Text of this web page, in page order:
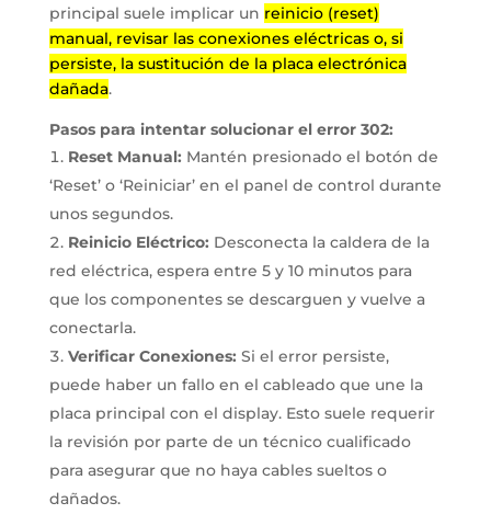
principal suele implicar un reinicio (reset)
manual, revisar las conexiones eléctricas o, si
persiste, la sustitución de la placa electrónica
dañada.
Pasos para intentar solucionar el error 302:
Reset Manual: Mantén presionado el botón de
‘Reset’ o ‘Reiniciar’ en el panel de control durante
unos segundos.
Reinicio Eléctrico: Desconecta la caldera de la
red eléctrica, espera entre 5 y 10 minutos para
que los componentes se descarguen y vuelve a
conectarla.
Verificar Conexiones: Si el error persiste,
puede haber un fallo en el cableado que une la
placa principal con el display. Esto suele requerir
la revisión por parte de un técnico cualificado
para asegurar que no haya cables sueltos o
dañados.